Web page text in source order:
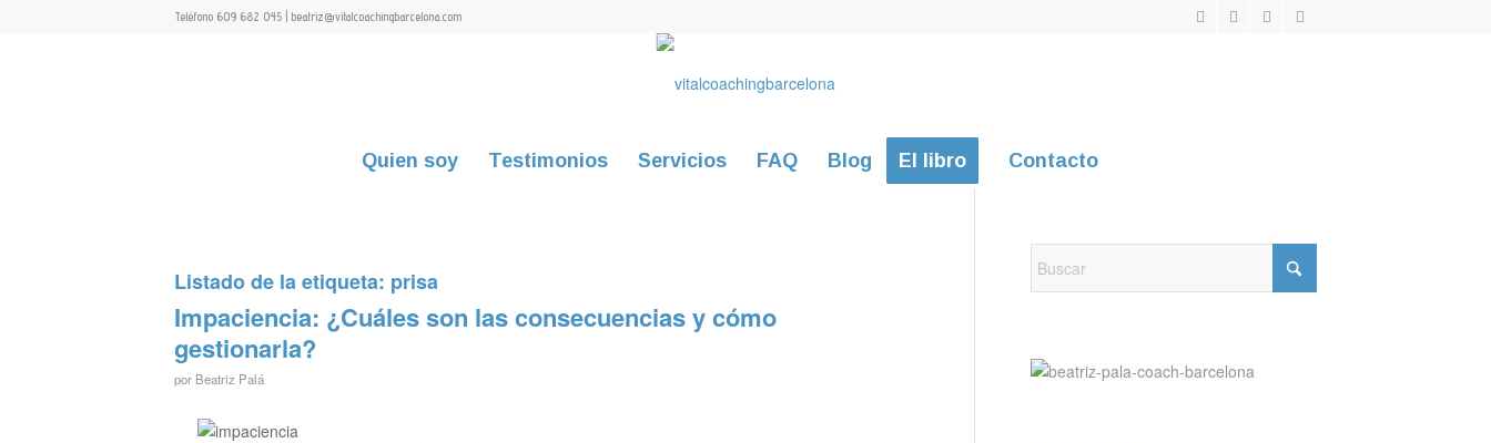
Teléfono 609 682 045 | beatriz@vitalcoachingbarcelona.com
Quien soy Testimonios Servicios FAQ Blog El libro Contacto
Listado de la etiqueta: prisa
Impaciencia: ¿Cuáles son las consecuencias y cómo
gestionarla?
por Beatriz Palá